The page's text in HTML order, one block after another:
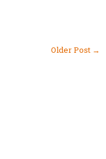
Older Post →